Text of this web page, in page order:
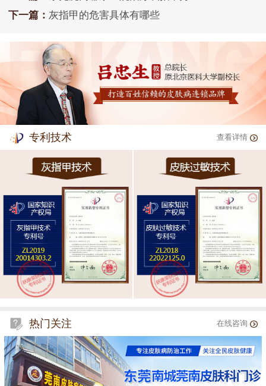
下一篇： 灰指甲的危害具体有哪些
专利技术 查看详情
热门关注 在线咨询